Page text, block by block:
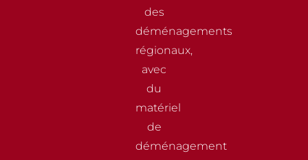
des
déménagements
régionaux,
avec
du
matériel
de
déménagement